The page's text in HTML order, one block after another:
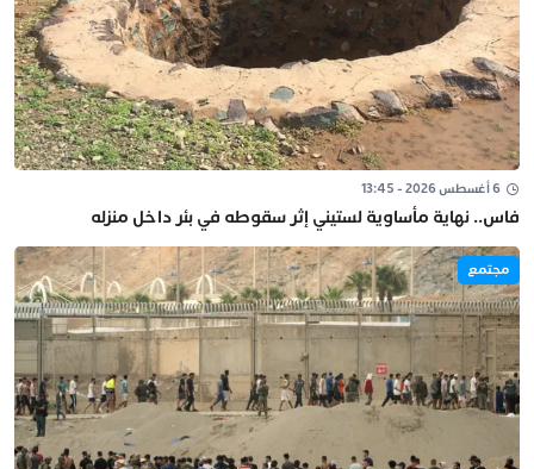
6 أغسطس 2026 - 13:45
فاس.. نهاية مأساوية لستيني إثر سقوطه في بئر داخل منزله
مجتمع